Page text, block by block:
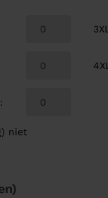
:
3XL
4XL
niet